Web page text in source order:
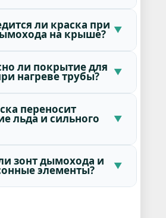
ли краска при
на крыше?
ли покрытие для
нагреве трубы?
переносит
льда и сильного
зонт дымохода и
элементы?